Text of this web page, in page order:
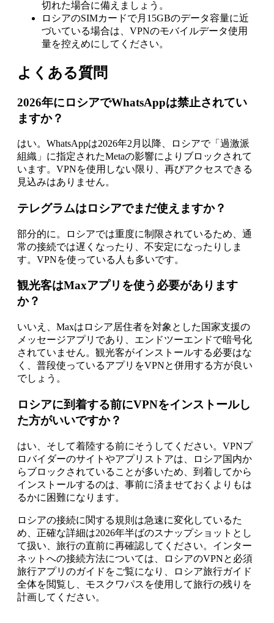
切れた場合に備えましょう。
ロシアのSIMカードで月15GBのデータ容量に近
づいている場合は、VPNのモバイルデータ使用
量を控えめにしてください。
よくある質問
2026年にロシアでWhatsAppは禁止されてい
ますか？
はい。WhatsAppは2026年2月以降、ロシアで「過激派
組織」に指定されたMetaの影響によりブロックされて
います。VPNを使用しない限り、再びアクセスできる
見込みはありません。
テレグラムはロシアでまだ使えますか？
部分的に。ロシアでは重度に制限されているため、通
常の接続では遅くなったり、不安定になったりしま
す。VPNを使っている人も多いです。
観光客はMaxアプリを使う必要があります
か？
いいえ、Maxはロシア居住者を対象とした国家支援の
メッセージアプリであり、エンドツーエンドで暗号化
されていません。観光客がインストールする必要はな
く、普段使っているアプリをVPNと併用する方が良い
でしょう。
ロシアに到着する前にVPNをインストールし
た方がいいですか？
はい、そして着陸する前にそうしてください。VPNプ
ロバイダーのサイトやアプリストアは、ロシア国内か
らブロックされていることが多いため、到着してから
インストールするのは、事前に済ませておくよりもは
るかに困難になります。
ロシアの接続に関する規則は急速に変化しているた
め、正確な詳細は2026年半ばのスナップショットとし
て扱い、旅行の直前に再確認してください。インター
ネットへの接続方法については、ロシアのVPNと必須
旅行アプリのガイドをご覧になり、ロシア旅行ガイド
全体を閲覧し、モスクワパスを使用して旅行の残りを
計画してください。